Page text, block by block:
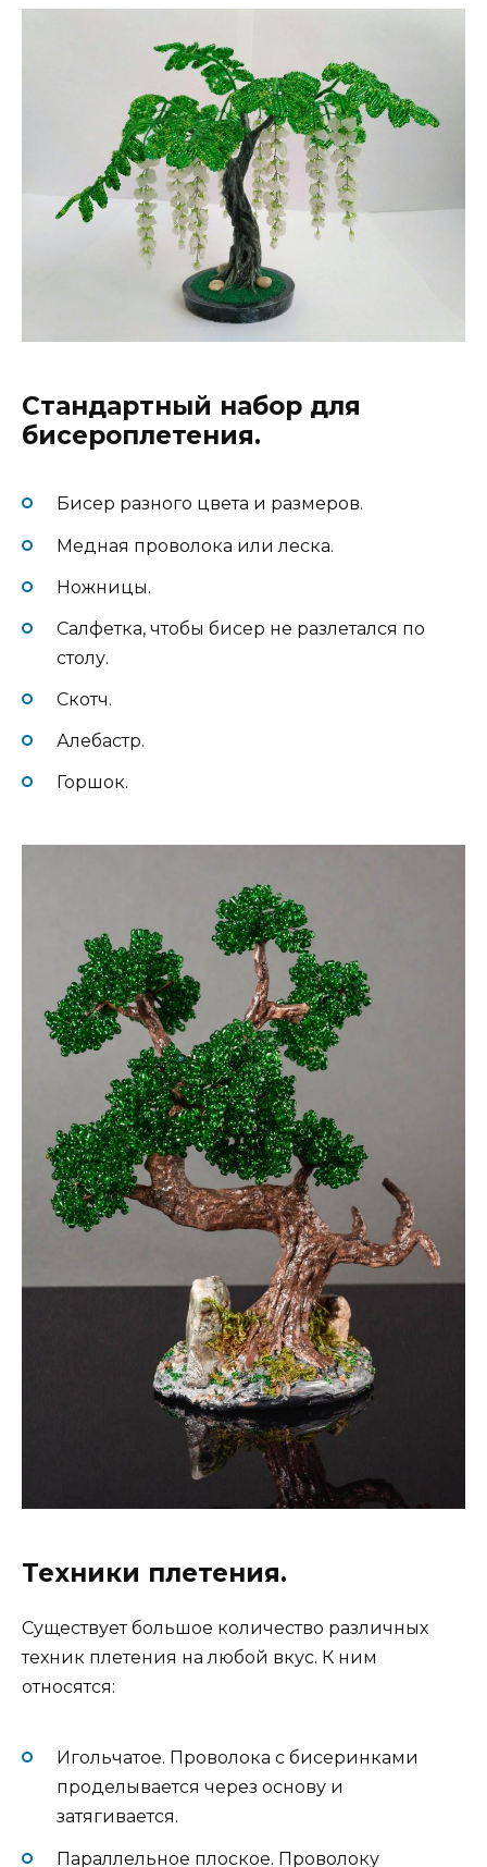
Стандартный набор для
бисероплетения.
Бисер разного цвета и размеров.
Медная проволока или леска.
Ножницы.
Салфетка, чтобы бисер не разлетался по
столу.
Скотч.
Алебастр.
Горшок.
Техники плетения.
Существует большое количество различных
техник плетения на любой вкус. К ним
относятся:
Игольчатое. Проволока с бисеринками
проделывается через основу и
затягивается.
Параллельное плоское. Проволоку